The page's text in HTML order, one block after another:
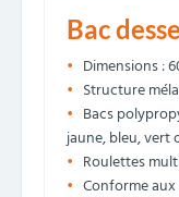
Bac
Dimensions :
Structure
Bacs
jaune, bleu, vert
Roulettes
Conforme aux